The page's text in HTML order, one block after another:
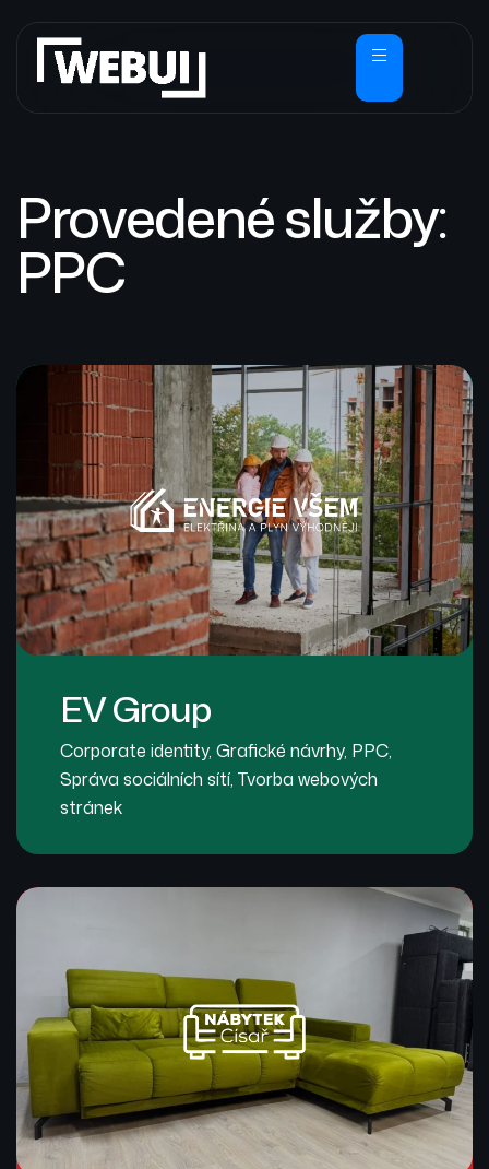
Provedené služby:
PPC
EV Group
Corporate identity, Grafické návrhy, PPC,
Správa sociálních sítí, Tvorba webových
stránek